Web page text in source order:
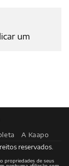
um
A Kaapo
reservados.
propriedades de seus